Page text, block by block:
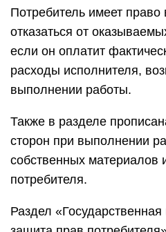
Потребитель имеет
отказаться от
если он оплатит
расходы исполнителя,
выполнении работы.
Также в разделе
сторон при выполнении
собственных материалов
потребителя.
Раздел